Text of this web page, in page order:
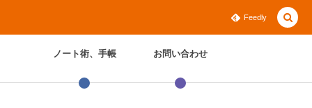
Feedly
ノート術、手帳 お問い合わせ